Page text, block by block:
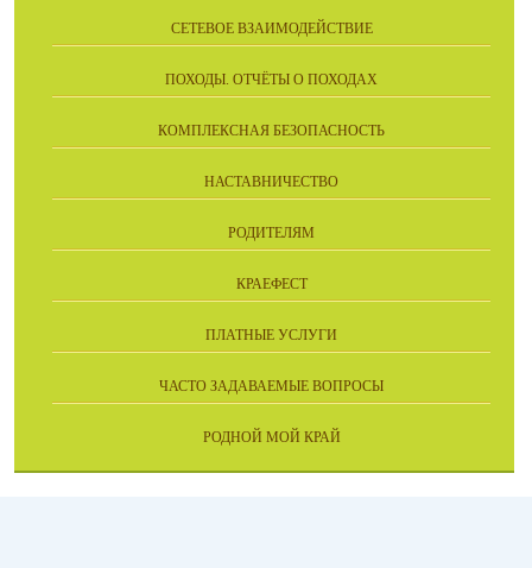
СЕТЕВОЕ ВЗАИМОДЕЙСТВИЕ
ПОХОДЫ. ОТЧЁТЫ О ПОХОДАХ
КОМПЛЕКСНАЯ БЕЗОПАСНОСТЬ
НАСТАВНИЧЕСТВО
РОДИТЕЛЯМ
КРАЕФЕСТ
ПЛАТНЫЕ УСЛУГИ
ЧАСТО ЗАДАВАЕМЫЕ ВОПРОСЫ
РОДНОЙ МОЙ КРАЙ